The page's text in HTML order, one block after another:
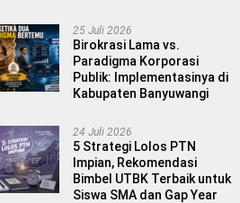
25 Juli 2026
Birokrasi Lama vs.
Paradigma Korporasi
Publik: Implementasinya di
Kabupaten Banyuwangi
24 Juli 2026
5 Strategi Lolos PTN
Impian, Rekomendasi
Bimbel UTBK Terbaik untuk
Siswa SMA dan Gap Year